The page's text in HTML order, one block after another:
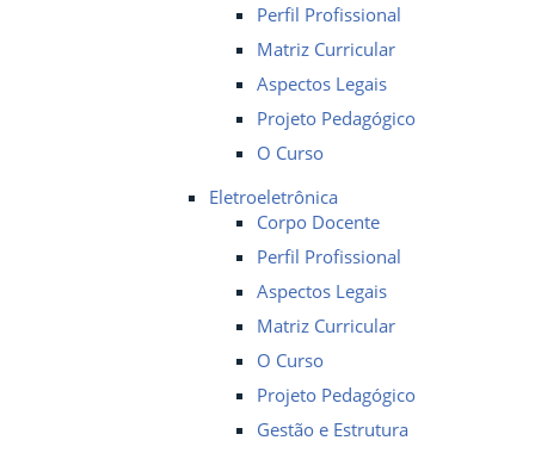
Perfil Profissional
Matriz Curricular
Aspectos Legais
Projeto Pedagógico
O Curso
Eletroeletrônica
Corpo Docente
Perfil Profissional
Aspectos Legais
Matriz Curricular
O Curso
Projeto Pedagógico
Gestão e Estrutura